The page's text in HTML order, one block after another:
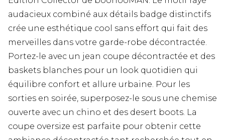
audacieux combiné aux détails badge distinctifs
crée une esthétique cool sans effort qui fait des
merveilles dans votre garde-robe décontractée.
Portez-le avec un jean coupe décontractée et des
baskets blanches pour un look quotidien qui
équilibre confort et allure urbaine. Pour les
sorties en soirée, superposez-le sous une chemise
ouverte avec un chino et des desert boots. La
coupe oversize est parfaite pour obtenir cette